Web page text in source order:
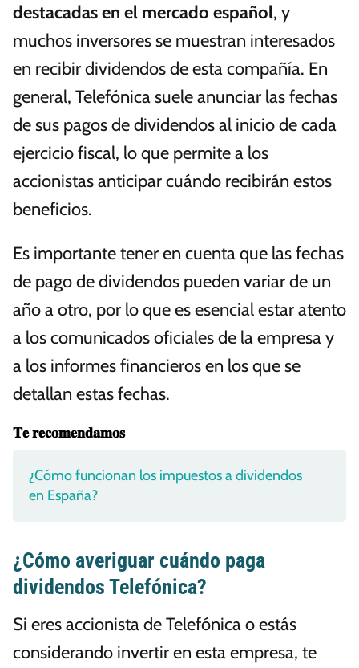
destacadas en el mercado español, y
muchos inversores se muestran interesados
en recibir dividendos de esta compañía. En
general, Telefónica suele anunciar las fechas
de sus pagos de dividendos al inicio de cada
ejercicio fiscal, lo que permite a los
accionistas anticipar cuándo recibirán estos
beneficios.
Es importante tener en cuenta que las fechas
de pago de dividendos pueden variar de un
año a otro, por lo que es esencial estar atento
a los comunicados oficiales de la empresa y
a los informes financieros en los que se
detallan estas fechas.
𝐓𝐞 𝐫𝐞𝐜𝐨𝐦𝐞𝐧𝐝𝐚𝐦𝐨𝐬
¿Cómo funcionan los impuestos a dividendos
en España?
¿Cómo averiguar cuándo paga
dividendos Telefónica?
Si eres accionista de Telefónica o estás
considerando invertir en esta empresa, te